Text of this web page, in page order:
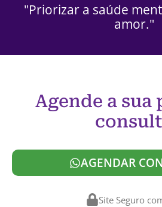
"Priorizar a saúde
amor."
Agende a sua
AGENDAR
Site Seguro